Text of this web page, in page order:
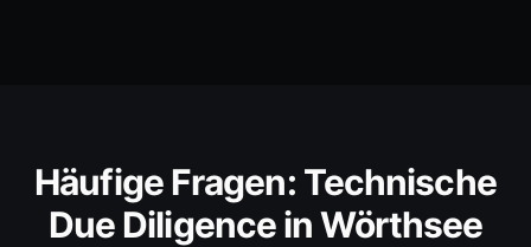
Häufige Fragen: Technische
Due DiligenceinWörthsee